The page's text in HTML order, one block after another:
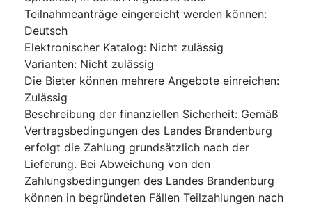
Teilnahmeanträge eingereicht werden können:
Deutsch
Elektronischer Katalog: Nicht zulässig
Varianten: Nicht zulässig
Die Bieter können mehrere Angebote einreichen:
Zulässig
Beschreibung der finanziellen Sicherheit: Gemäß
Vertragsbedingungen des Landes Brandenburg
erfolgt die Zahlung grundsätzlich nach der
Lieferung. Bei Abweichung von den
Zahlungsbedingungen des Landes Brandenburg
können in begründeten Fällen Teilzahlungen nach